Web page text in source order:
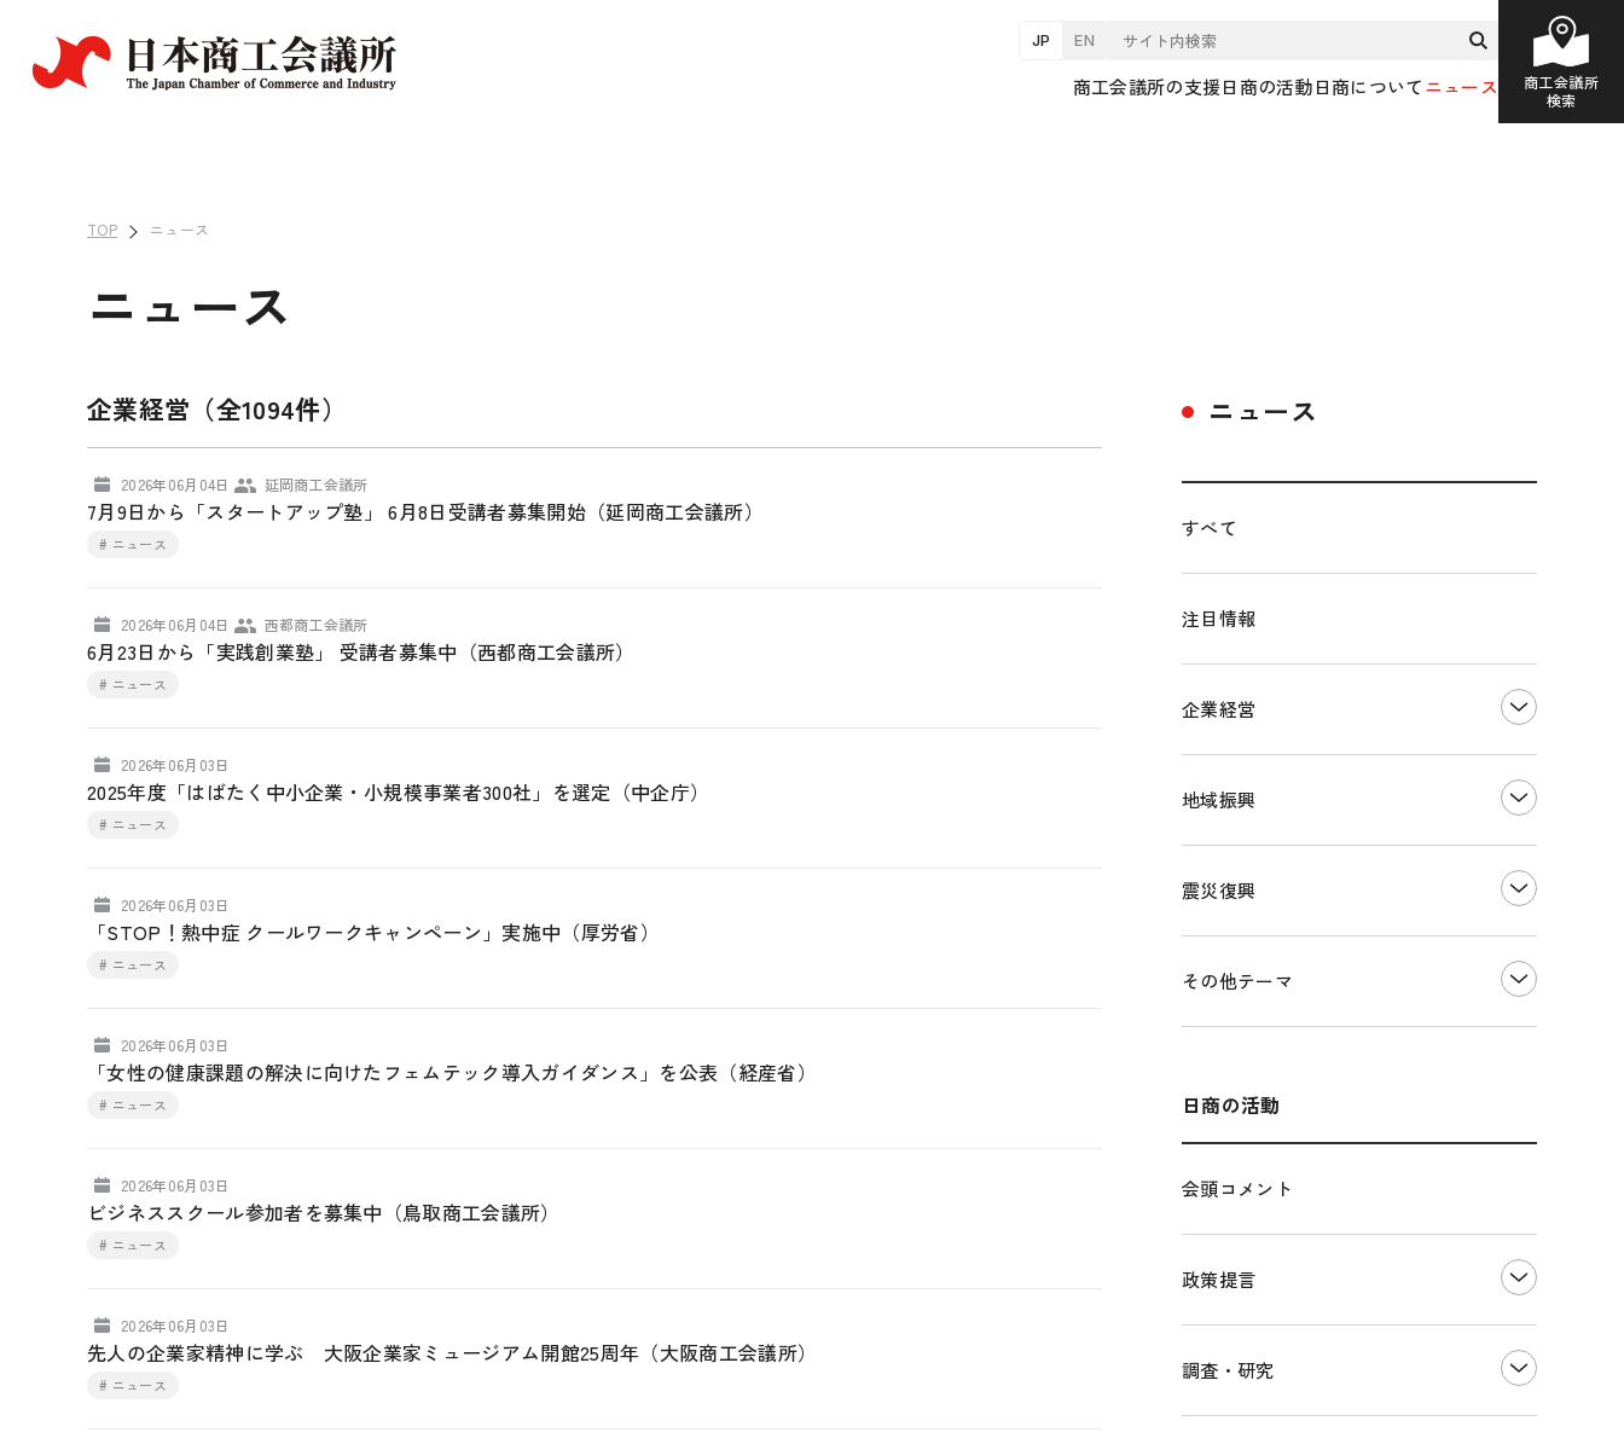
JP EN
商工会議所の支援日商の活動日商についてニュース
商工会議所
検索
TOP ニュース
ニュース
企業経営（全1094件）
2026年06月04日 延岡商工会議所
7月9日から「スタートアップ塾」 6月8日受講者募集開始（延岡商工会議所）
# ニュース
2026年06月04日 西都商工会議所
6月23日から「実践創業塾」 受講者募集中（西都商工会議所）
# ニュース
2026年06月03日
2025年度「はばたく中小企業・小規模事業者300社」を選定（中企庁）
# ニュース
2026年06月03日
「STOP！熱中症 クールワークキャンペーン」実施中（厚労省）
# ニュース
2026年06月03日
「女性の健康課題の解決に向けたフェムテック導入ガイダンス」を公表（経産省）
# ニュース
2026年06月03日
ビジネススクール参加者を募集中（鳥取商工会議所）
# ニュース
2026年06月03日
先人の企業家精神に学ぶ 大阪企業家ミュージアム開館25周年（大阪商工会議所）
# ニュース
ニュース
すべて
注目情報
企業経営
地域振興
震災復興
その他テーマ
多様な人材の活躍推進
各種制度・助成金
パートナーシップ構築宣言
海外展開イニシアティブ
輸出管理体制構築支援
日商の活動
会頭コメント
政策提言
調査・研究